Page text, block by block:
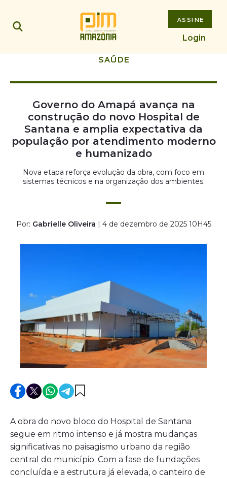
ASSINE
Login
SAÚDE
Governo do Amapá avança na
construção do novo Hospital de
Santana e amplia expectativa da
população por atendimento moderno
e humanizado
Nova etapa reforça evolução da obra, com foco em
sistemas técnicos e na organização dos ambientes.
Por: Gabrielle Oliveira | 4 de dezembro de 2025 10H45
A obra do novo bloco do Hospital de Santana
segue em ritmo intenso e já mostra mudanças
significativas no paisagismo urbano da região
central do município. Com a fase de fundações
concluída e a estrutura já elevada, o canteiro de